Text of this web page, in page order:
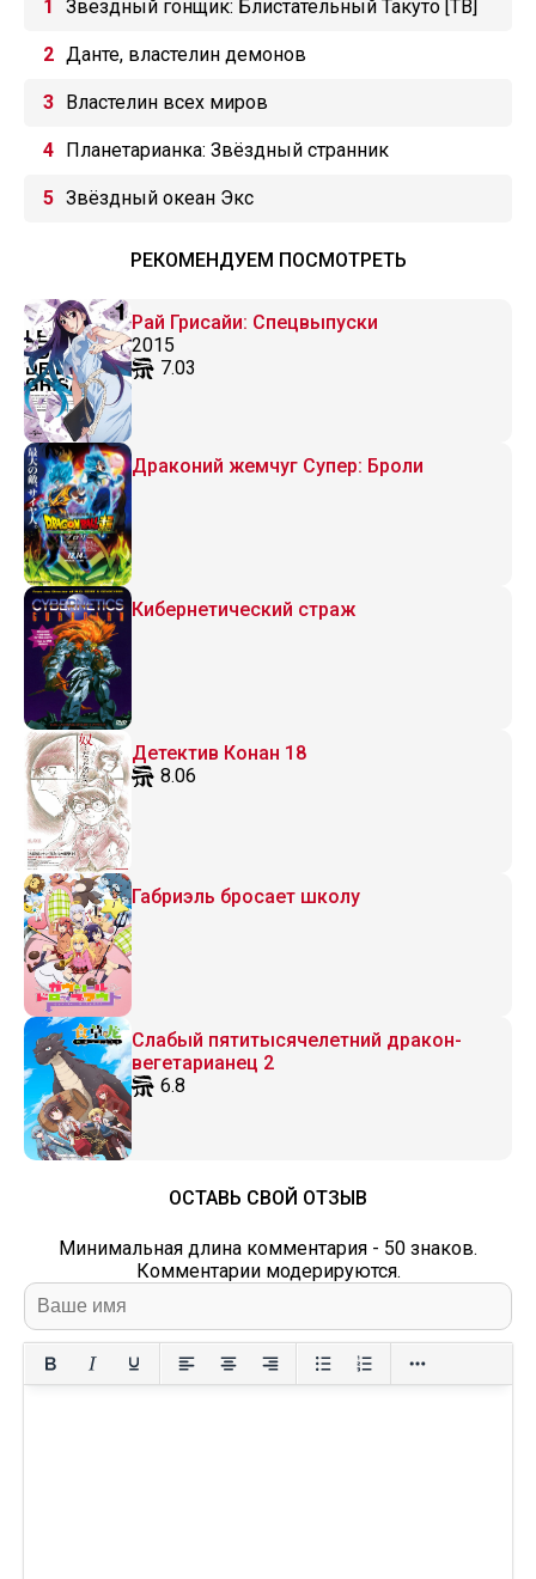
Звездный гонщик: Блистательный Такуто [ТВ]
Данте, властелин демонов
Властелин всех миров
Планетарианка: Звёздный странник
Звёздный океан Экс
РЕКОМЕНДУЕМ ПОСМОТРЕТЬ
Рай Грисайи: Спецвыпуски
2015
7.03
Драконий жемчуг Супер: Броли
Кибернетический страж
Детектив Конан 18
8.06
Габриэль бросает школу
Слабый пятитысячелетний дракон-
вегетарианец 2
6.8
ОСТАВЬ СВОЙ ОТЗЫВ
Минимальная длина комментария - 50 знаков.
Комментарии модерируются.